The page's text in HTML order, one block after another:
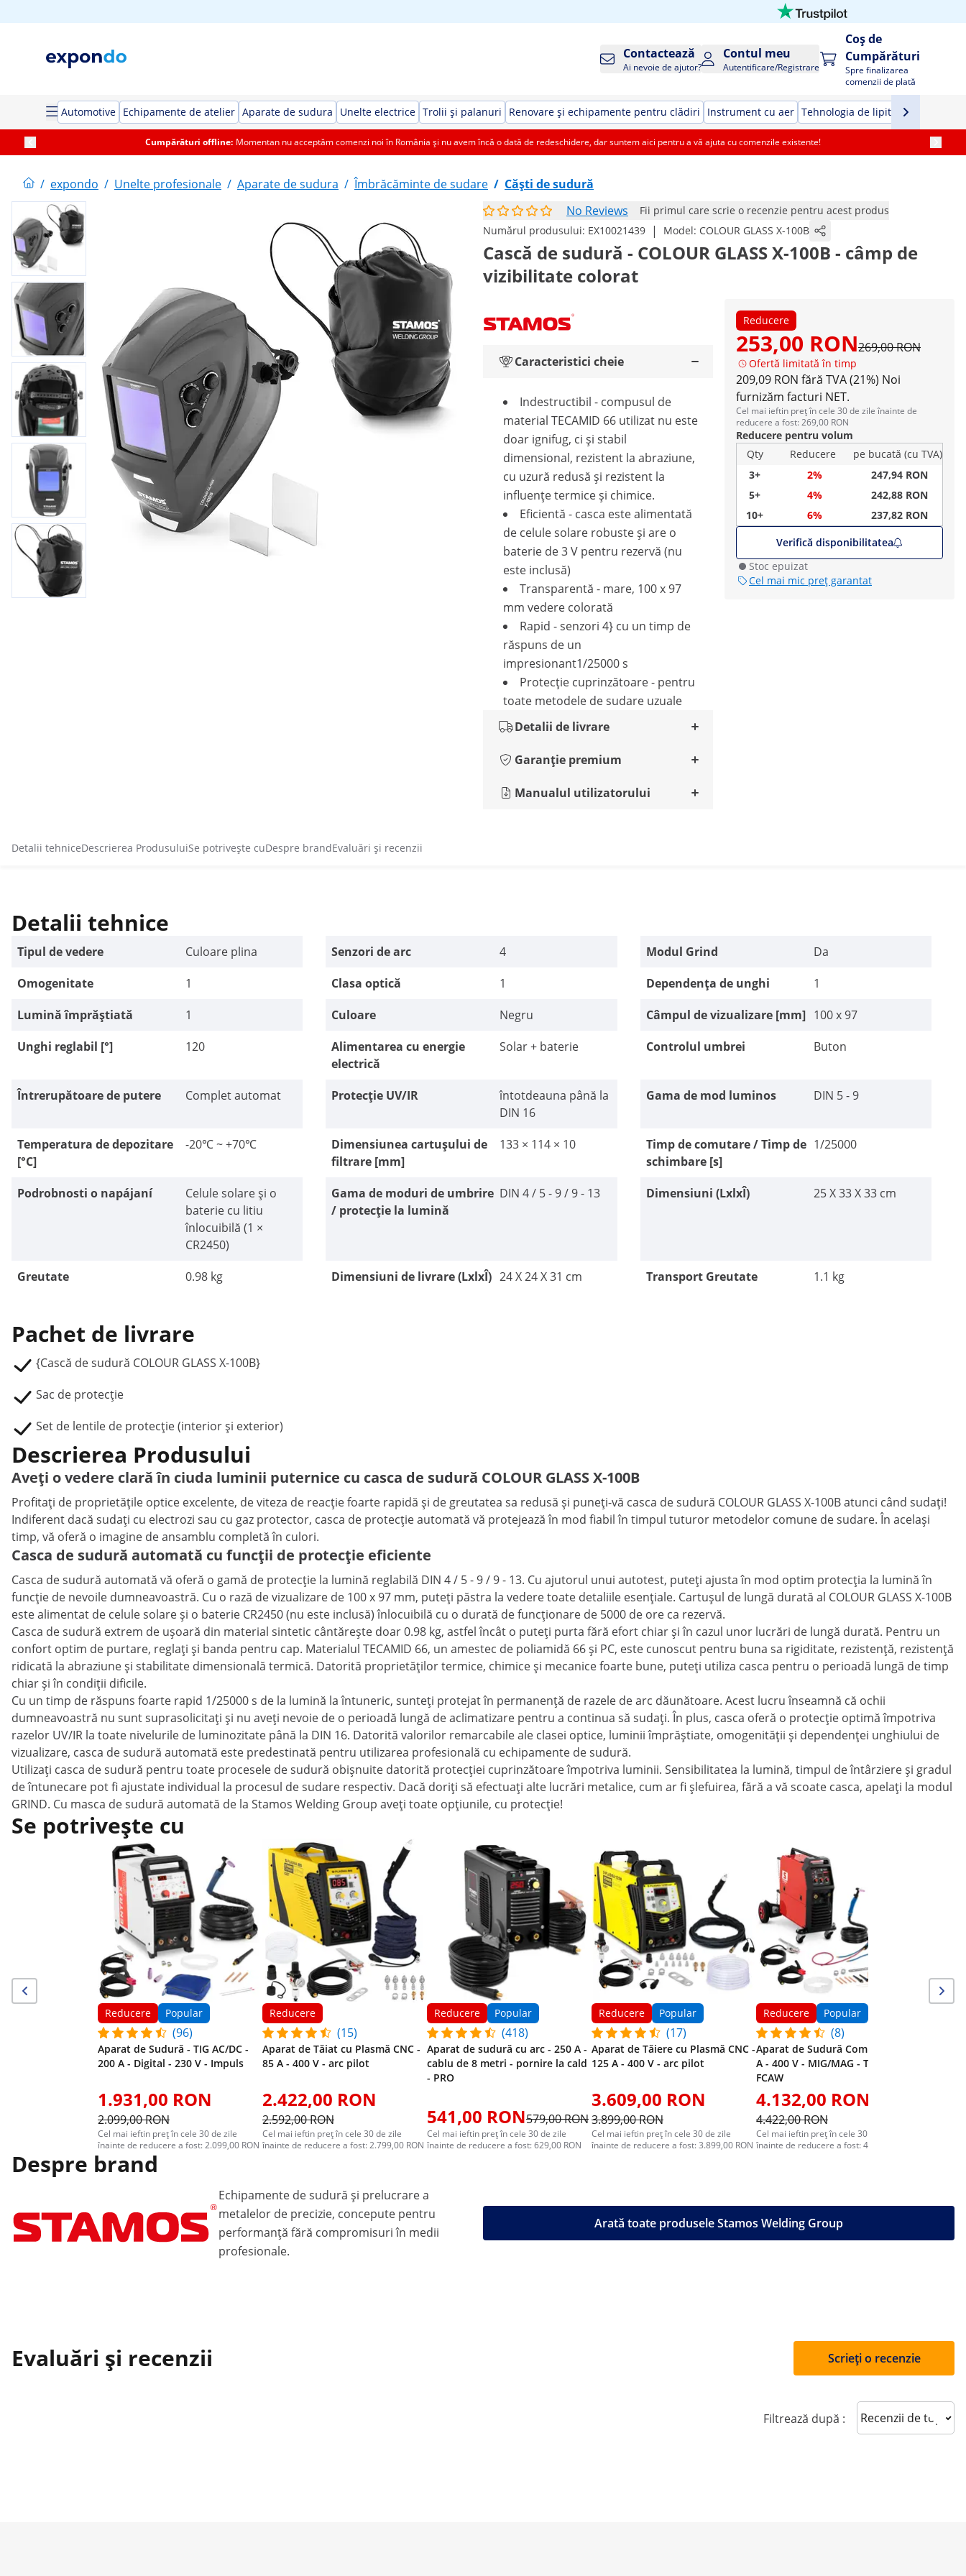
Contactează
Ai nevoie de ajutor?
Contul meu
Autentificare/Registrare
Coș de
Cumpărături
Spre finalizarea
comenzii de plată
Automotive Echipamente de atelier Aparate de sudura Unelte electrice Trolii și palanuri Renovare și echipamente pentru clădiri Instrument cu aer Tehnologia de lipit Unelte de
Cumpărături offline: Momentan nu acceptăm comenzi noi în România și nu avem încă o dată de redeschidere, dar suntem aici pentru a vă ajuta cu comenzile existente!
/ expondo / Unelte profesionale / Aparate de sudura / Îmbrăcăminte de sudare / Căști de sudură
No Reviews
Fii primul care scrie o recenzie pentru acest produs
Numărul produsului: EX10021439 | Model: COLOUR GLASS X-100B
Cască de sudură - COLOUR GLASS X-100B - câmp de
vizibilitate colorat
Reducere
253,00 RON269,00 RON
Ofertă limitată în timp
209,09 RON fără TVA (21%) Noi
furnizăm facturi NET.
Cel mai ieftin preț în cele 30 de zile înainte de
reducere a fost: 269,00 RON
Reducere pentru volum
Qty
Reducere
pe bucată (cu TVA)
3+
2%
247,94 RON
5+
4%
242,88 RON
10+
6%
237,82 RON
Verifică disponibilitatea
Stoc epuizat
Cel mai mic preț garantat
Caracteristici cheie
Indestructibil - compusul de
material TECAMID 66 utilizat nu este
doar ignifug, ci și stabil
dimensional, rezistent la abraziune,
cu uzură redusă și rezistent la
influențe termice și chimice.
Eficientă - casca este alimentată
de celule solare robuste și are o
baterie de 3 V pentru rezervă (nu
este inclusă)
Transparentă - mare, 100 x 97
mm vedere colorată
Rapid - senzori 4} cu un timp de
răspuns de un
impresionant1/25000 s
Protecție cuprinzătoare - pentru
toate metodele de sudare uzuale
Detalii de livrare
Garanție premium
Manualul utilizatorului
Detalii tehniceDescrierea ProdusuluiSe potrivește cuDespre brandEvaluări și recenzii
Detalii tehnice
Tipul de vedere Culoare plina Senzori de arc 4 Modul Grind
Da
Omogenitate
1 Clasa optică 1 Dependența de unghi
1
Lumină împrăștiată
1 Culoare Negru Câmpul de vizualizare [mm] 100 x 97
Unghi reglabil [°]
120
Alimentarea cu energie
electrică
Solar + baterie Controlul umbrei Buton
Întrerupătoare de putere Complet automat Protecție UV/IR
întotdeauna până la
DIN 16
Gama de mod luminos DIN 5 - 9
Temperatura de depozitare
[°C]
-20℃ ~ +70℃
Dimensiunea cartușului de
filtrare [mm]
133 × 114 × 10
Timp de comutare / Timp de
schimbare [s]
1/25000
Podrobnosti o napájaní
Celule solare și o
baterie cu litiu
înlocuibilă (1 ×
CR2450)
Gama de moduri de umbrire
/ protecție la lumină
DIN 4 / 5 - 9 / 9 - 13 Dimensiuni (LxlxÎ) 25 X 33 X 33 cm
Greutate 0.98 kg Dimensiuni de livrare (LxlxÎ) 24 X 24 X 31 cm Transport Greutate 1.1 kg
Pachet de livrare
{Cască de sudură COLOUR GLASS X-100B}
Sac de protecție
Set de lentile de protecție (interior și exterior)
Descrierea Produsului
Aveți o vedere clară în ciuda luminii puternice cu casca de sudură COLOUR GLASS X-100B
Profitați de proprietățile optice excelente, de viteza de reacție foarte rapidă și de greutatea sa redusă și puneți-vă casca de sudură COLOUR GLASS X-100B atunci când sudați!
Indiferent dacă sudați cu electrozi sau cu gaz protector, casca de protecție automată vă protejează în mod fiabil în timpul tuturor metodelor comune de sudare. În același
timp, vă oferă o imagine de ansamblu completă în culori.
Casca de sudură automată cu funcții de protecție eficiente
Casca de sudură automată vă oferă o gamă de protecție la lumină reglabilă DIN 4 / 5 - 9 / 9 - 13. Cu ajutorul unui autotest, puteți ajusta în mod optim protecția la lumină în
funcție de nevoile dumneavoastră. Cu o rază de vizualizare de 100 x 97 mm, puteți păstra la vedere toate detaliile esențiale. Cartușul de lungă durată al COLOUR GLASS X-100B
este alimentat de celule solare și o baterie CR2450 (nu este inclusă) înlocuibilă cu o durată de funcționare de 5000 de ore ca rezervă.
Casca de sudură extrem de ușoară din material sintetic cântărește doar 0.98 kg, astfel încât o puteți purta fără efort chiar și în cazul unor lucrări de lungă durată. Pentru un
confort optim de purtare, reglați și banda pentru cap. Materialul TECAMID 66, un amestec de poliamidă 66 și PC, este cunoscut pentru buna sa rigiditate, rezistență, rezistență
ridicată la abraziune și stabilitate dimensională termică. Datorită proprietăților termice, chimice și mecanice foarte bune, puteți utiliza casca pentru o perioadă lungă de timp
chiar și în condiții dificile.
Cu un timp de răspuns foarte rapid 1/25000 s de la lumină la întuneric, sunteți protejat în permanență de razele de arc dăunătoare. Acest lucru înseamnă că ochii
dumneavoastră nu sunt suprasolicitați și nu aveți nevoie de o perioadă lungă de aclimatizare pentru a continua să sudați. În plus, casca oferă o protecție optimă împotriva
razelor UV/IR la toate nivelurile de luminozitate până la DIN 16. Datorită valorilor remarcabile ale clasei optice, luminii împrăștiate, omogenității și dependenței unghiului de
vizualizare, casca de sudură automată este predestinată pentru utilizarea profesională cu echipamente de sudură.
Utilizați casca de sudură pentru toate procesele de sudură obișnuite datorită protecției cuprinzătoare împotriva luminii. Sensibilitatea la lumină, timpul de întârziere și gradul
de întunecare pot fi ajustate individual la procesul de sudare respectiv. Dacă doriți să efectuați alte lucrări metalice, cum ar fi șlefuirea, fără a vă scoate casca, apelați la modul
GRIND. Cu masca de sudură automată de la Stamos Welding Group aveți toate opțiunile, cu protecție!
Se potrivește cu
Reducere Popular
(96)
Aparat de Sudură - TIG AC/DC -
200 A - Digital - 230 V - Impuls
1.931,00 RON
2.099,00 RON
Cel mai ieftin preț în cele 30 de zile
înainte de reducere a fost: 2.099,00 RON
Reducere
(15)
Aparat de Tăiat cu Plasmă CNC -
85 A - 400 V - arc pilot
2.422,00 RON
2.592,00 RON
Cel mai ieftin preț în cele 30 de zile
înainte de reducere a fost: 2.799,00 RON
Reducere Popular
(418)
Aparat de sudură cu arc - 250 A -
cablu de 8 metri - pornire la cald
- PRO
541,00 RON579,00 RON
Cel mai ieftin preț în cele 30 de zile
înainte de reducere a fost: 629,00 RON
Reducere Popular
(17)
Aparat de Tăiere cu Plasmă CNC -
125 A - 400 V - arc pilot
3.609,00 RON
3.899,00 RON
Cel mai ieftin preț în cele 30 de zile
înainte de reducere a fost: 3.899,00 RON
Reducere Popular
(8)
Aparat de Sudură Combinat - 300
A - 400 V - MIG/MAG - TIG - MMA -
FCAW
4.132,00 RON
4.422,00 RON
Cel mai ieftin preț în cele 30 de zile
înainte de reducere a fost: 4.799,00 RON
Despre brand
Echipamente de sudură și prelucrare a
metalelor de precizie, concepute pentru
performanță fără compromisuri în medii
profesionale.
Arată toate produsele Stamos Welding Group
Evaluări și recenzii Scrieți o recenzie
Filtrează după : Sort reviews